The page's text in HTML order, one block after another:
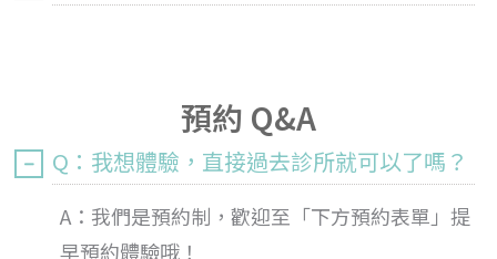
預約 Q&A
Q：我想體驗，直接過去診所就可以了嗎？
A：我們是預約制，歡迎至「下方預約表單」提
早預約體驗哦！